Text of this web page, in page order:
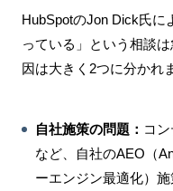
HubSpotのJon Dick氏に
っている」という相談
因は大きく2つに分かれ
自社施策の問題： コ
など、自社のAEO（
ーエンジン最適化）